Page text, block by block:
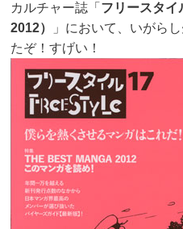
カルチャー誌「 フリースタイ
2012）
」において、いがら
たぞ！すげい！